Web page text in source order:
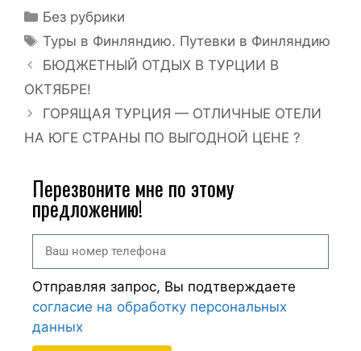
Без рубрики
Туры в Финляндию. Путевки в Финляндию
БЮДЖЕТНЫЙ ОТДЫХ В ТУРЦИИ В
ОКТЯБРЕ!
ГОРЯЩАЯ ТУРЦИЯ — ОТЛИЧНЫЕ ОТЕЛИ
НА ЮГЕ СТРАНЫ ПО ВЫГОДНОЙ ЦЕНЕ ?
Перезвоните мне по этому
предложению!
Отправляя запрос, Вы подтверждаете
согласие на обработку персональных
данных